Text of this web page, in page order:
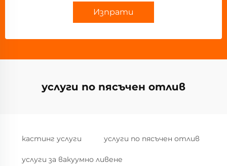
Изпрати
услуги по пясъчен отлив
кастинг услуги услуги по пясъчен отлив
услуги за вакуумно ливене